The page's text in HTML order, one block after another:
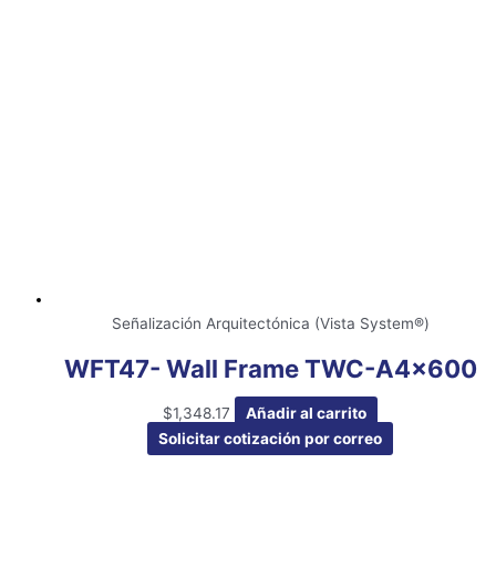
Señalización Arquitectónica (Vista System®)
WFT47- Wall Frame TWC-A4x600
$1,348.17
Añadir al carrito
Solicitar cotización por correo